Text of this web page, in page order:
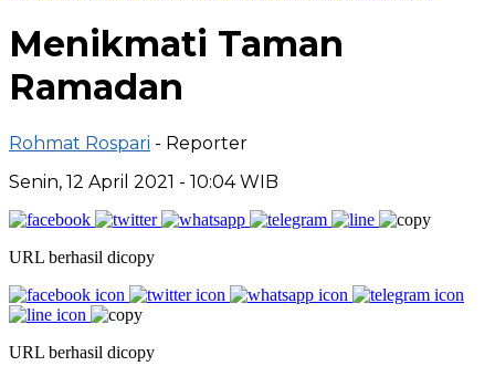
Menikmati Taman
Ramadan
Rohmat Rospari - Reporter
Senin, 12 April 2021 - 10:04 WIB
URL berhasil dicopy
URL berhasil dicopy